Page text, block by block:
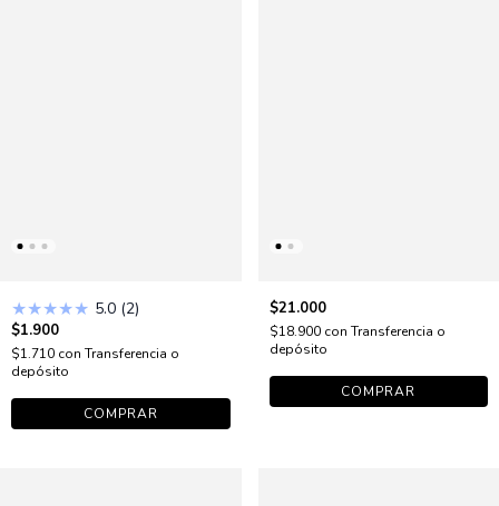
★★★★★ 5.0 (2)
$1.900
$1.710 con Transferencia o
depósito
COMPRAR
$21.000
$18.900 con Transferencia o
depósito